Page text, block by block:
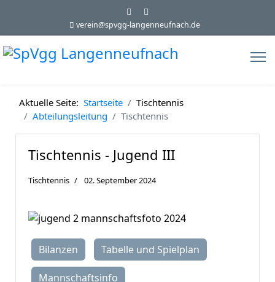
verein@spvgg-langenneufnach.de
Aktuelle Seite: Startseite
Tischtennis
Abteilungsleitung
Tischtennis
Tischtennis - Jugend III
Tischtennis 02. September 2024
Bilanzen Tabelle und Spielplan
Mannschaftsinfo